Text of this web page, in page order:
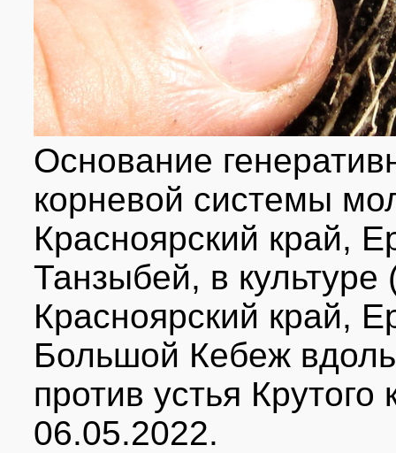
Основание
корневой системы
Красноярский край,
Танзыбей, в
Красноярский край,
Большой Кебеж
против устья
06.05.2022.